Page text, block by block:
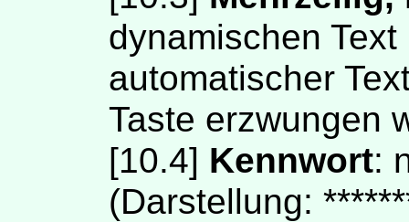
dynamischen
automatischer
Taste erzwungen
[10.4] Kennwort:
(Darstellung: